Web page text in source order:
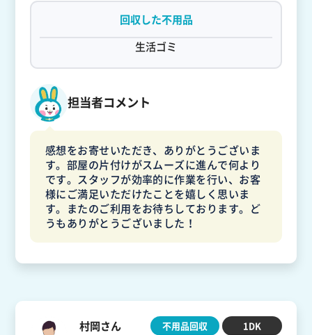
回収した不用品
生活ゴミ
担当者コメント
感想をお寄せいただき、ありがとうございま
す。部屋の片付けがスムーズに進んで何より
です。スタッフが効率的に作業を行い、お客
様にご満足いただけたことを嬉しく思いま
す。またのご利用をお待ちしております。ど
うもありがとうございました！
村岡さん 不用品回収 1DK